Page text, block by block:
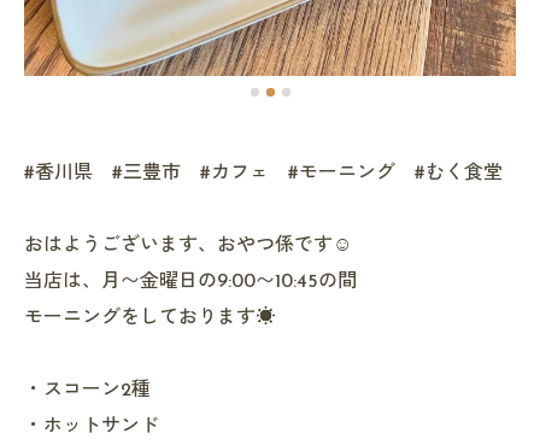
#香川県 #三豊市 #カフェ #モーニング #むく食堂
おはようございます、おやつ係です☺️
当店は、月〜金曜日の9:00〜10:45の間
モーニングをしております☀️
・スコーン2種
・ホットサンド